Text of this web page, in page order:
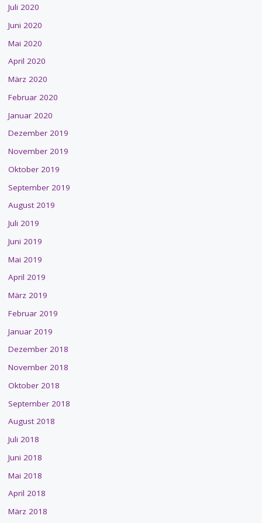
Juli 2020
Juni 2020
Mai 2020
April 2020
März 2020
Februar 2020
Januar 2020
Dezember 2019
November 2019
Oktober 2019
September 2019
August 2019
Juli 2019
Juni 2019
Mai 2019
April 2019
März 2019
Februar 2019
Januar 2019
Dezember 2018
November 2018
Oktober 2018
September 2018
August 2018
Juli 2018
Juni 2018
Mai 2018
April 2018
März 2018